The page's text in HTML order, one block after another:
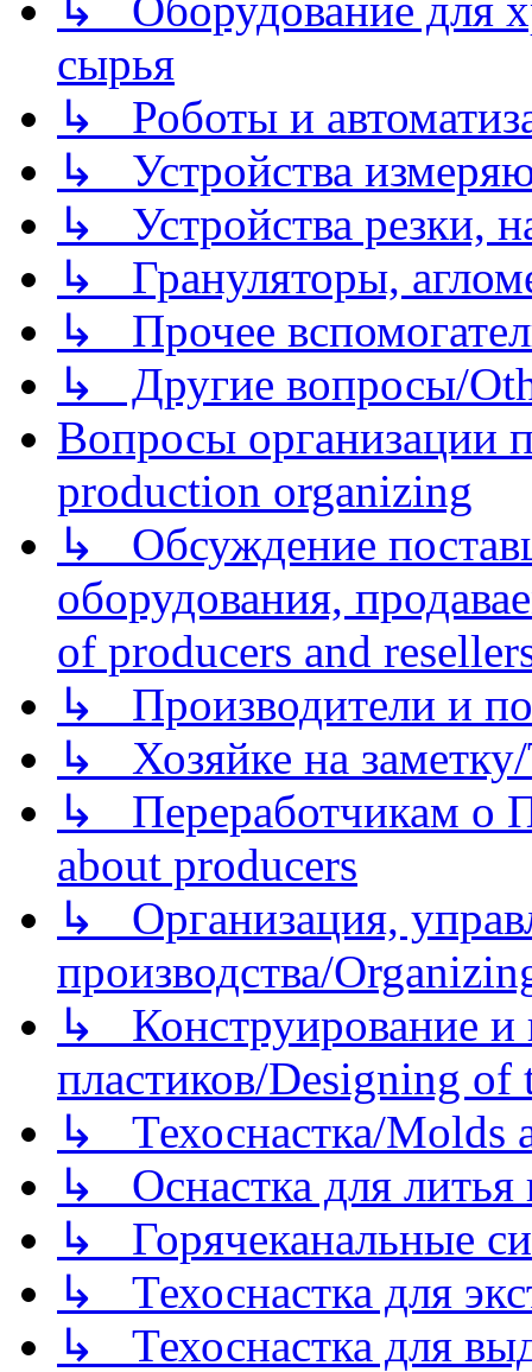
↳ Оборудование для
сырья
↳ Роботы и
↳ Устройства
↳ Устройства резки,
↳ Грануляторы,
↳ Прочее
↳ Другие вопросы/
Вопросы организации
production organizing
↳ Обсуждение
оборудования,
of producers and
↳ Производители и
↳ Хозяйке на
↳ Переработчикам о
about producers
↳ Организация,
производства/
↳ Конструирование и
пластиков/Designing of
↳ Техоснастка/Molds
↳ Оснастка для литья
↳ Горячеканальные
↳ Техоснастка для
↳ Техоснастка для